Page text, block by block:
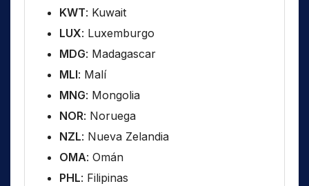
KWT: Kuwait
LUX: Luxemburgo
MDG: Madagascar
MLI: Malí
MNG: Mongolia
NOR: Noruega
NZL: Nueva Zelandia
OMA: Omán
PHL: Filipinas